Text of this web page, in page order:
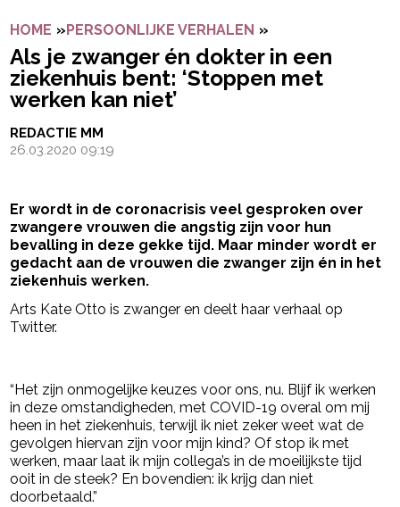
HOME »PERSOONLIJKE VERHALEN »
Als je zwanger én dokter in een
ziekenhuis bent: ‘Stoppen met
werken kan niet’
REDACTIE MM
26.03.2020 09:19
Er wordt in de coronacrisis veel gesproken over
zwangere vrouwen die angstig zijn voor hun
bevalling in deze gekke tijd. Maar minder wordt er
gedacht aan de vrouwen die zwanger zijn én in het
ziekenhuis werken.
Arts Kate Otto is zwanger en deelt haar verhaal op
Twitter.
“Het zijn onmogelijke keuzes voor ons, nu. Blijf ik werken
in deze omstandigheden, met COVID-19 overal om mij
heen in het ziekenhuis, terwijl ik niet zeker weet wat de
gevolgen hiervan zijn voor mijn kind? Of stop ik met
werken, maar laat ik mijn collega’s in de moeilijkste tijd
ooit in de steek? En bovendien: ik krijg dan niet
doorbetaald.”